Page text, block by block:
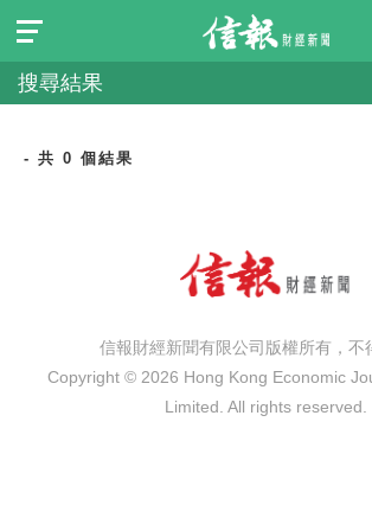
搜尋結果
- 共 0 個結果
信報財經新聞有限公司版權所有，不
Copyright © 2026 Hong Kong Economic
Limited. All rights reserved.